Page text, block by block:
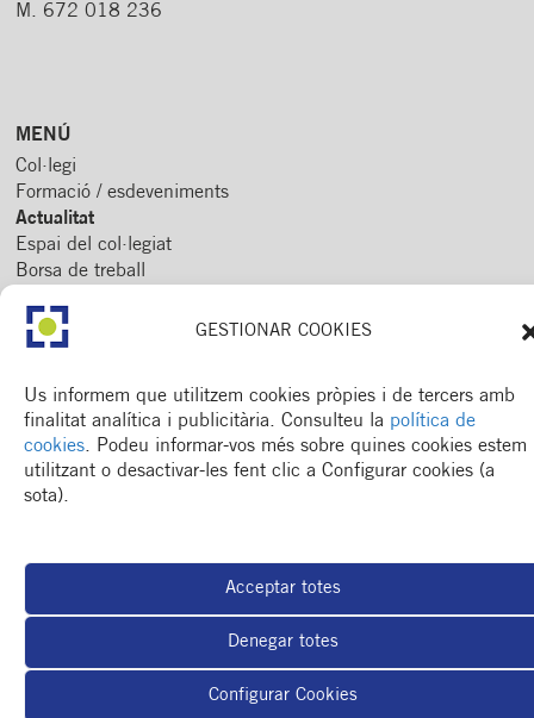
GESTIONAR COOKIES
Us informem que utilitzem cookies pròpies i de tercers amb
finalitat analítica i publicitària. Consulteu la política de
cookies. Podeu informar-vos més sobre quines cookies estem
utilitzant o desactivar-les fent clic a Configurar cookies (a
sota).
Acceptar totes
Denegar totes
Configurar Cookies
M. 672 018 236
MENÚ
Col·legi
Formació / esdeveniments
Actualitat
Espai del col·legiat
Borsa de treball
Contacte